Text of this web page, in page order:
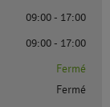
09:00 - 17:00
09:00 - 17:00
Fermé
Fermé